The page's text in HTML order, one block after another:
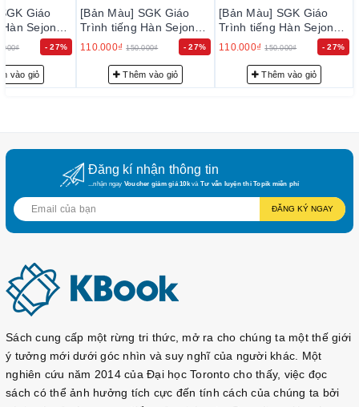
trinh-tieng-han-sejong-7
Tập 8 : https://sachtienghan.com/ban-mau-sgk-giao-
trinh-tieng-han-sejong-8
Combo Sejong SGK + SBT
Combo Tập 3:https://sachtienghan.com/ban-mau-
combo-sgk-sbt-giao-trinh-sejong-3
Combo Tập 4:https://sachtienghan.com/ban-mau-
2. Sách bài tập Sejong (Tập 1-4) -
Để củng cố kiến thức lý thuyết từ sách giáo khoa, bộ sách
bài tập Sejong bao gồm 4 tập từ Tập 1 đến Tập 4. Mỗi tập
các kỹ năng nghe, nói, đọc, viết một cách thực tế và hiệu quả.
Các bài tập được thiết kế phù hợp với từng cấp độ, giúp học
viên ôn tập và củng cố kiến thức đã học từ các bài học trước
đó.
- 27%
Giáo
Sejong
vào giỏ
- 27%
[Bản Màu] SGK Giáo
Trình tiếng Hàn Sejong
2 - 세종한국어 2
110.000₫ 150.000₫
Thêm vào giỏ
- 27%
[Bản Màu] SGK Giáo
Trình tiếng Hàn Sejong
2 - 세종한국어 2
110.000₫ 150.000₫
Thêm vào giỏ
Đăng kí nhận thông tin
...nhận ngay Voucher giảm giá 10kvà Tư vấn luyện thi Topik miễn phí
ĐĂNG KÝ NGAY
Sách cung cấp một rừng tri thức, mở ra cho chúng ta một thế giới
ý tưởng mới dưới góc nhìn và suy nghĩ của người khác. Một
nghiên cứu năm 2014 của Đại học Toronto cho thấy, việc đọc
sách có thể ảnh hưởng tích cực đến tính cách của chúng ta bởi